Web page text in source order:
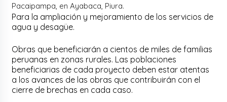
Pacaipampa, en Ayabaca, Piura.
Para la ampliación y mejoramiento de los servicios de
agua y desagüe.
Obras que beneficiarán a cientos de miles de familias
peruanas en zonas rurales. Las poblaciones
beneficiarias de cada proyecto deben estar atentas
a los avances de las obras que contribuirán con el
cierre de brechas en cada caso.